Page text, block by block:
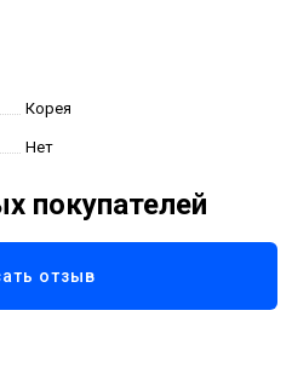
Корея
Нет
покупателей
отзыв